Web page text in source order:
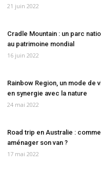
21 juin 2022
Cradle Mountain : un parc
au patrimoine mondial
16 juin 2022
Rainbow Region, un mode de
en synergie avec la nature
24 mai 2022
Road trip en Australie :
aménager son van ?
17 mai 2022